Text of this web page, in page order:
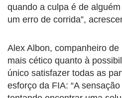
quando a culpa é de
um erro de corrida”,
Alex Albon, companheiro
mais cético quanto à
único satisfazer todas as
esforço da FIA: “A